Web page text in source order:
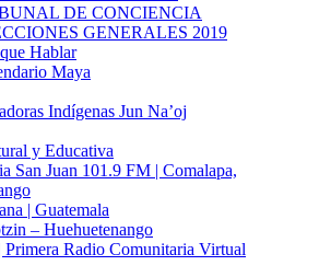
DE CONCIENCIA
GENERALES 2019
Hablar
Maya
Indígenas Jun Na’oj
y Educativa
San Juan 101.9 FM | Comalapa,
| Guatemala
– Huehuetenango
Primera Radio Comunitaria Virtual